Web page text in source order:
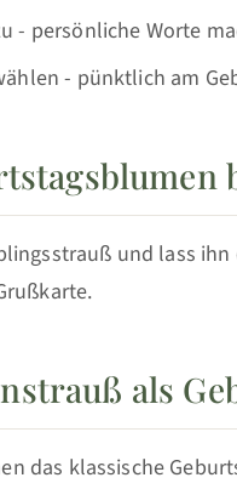
- persönliche Worte
- pünktlich am
und lass
als
das klassische